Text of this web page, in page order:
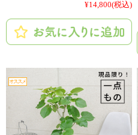
¥14,800(税込)